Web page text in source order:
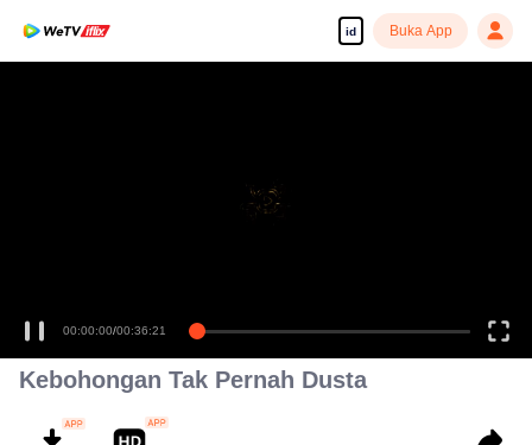
id Buka App
00:00:00/00:36:21
Kebohongan Tak Pernah Dusta